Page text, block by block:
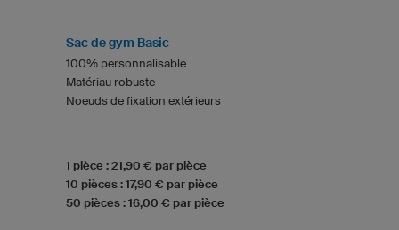
Sac de gym Basic
100% personnalisable
Matériau robuste
Noeuds de fixation extérieurs
1 pièce : 21,90 € par pièce
10 pièces : 17,90 € par pièce
50 pièces : 16,00 € par pièce